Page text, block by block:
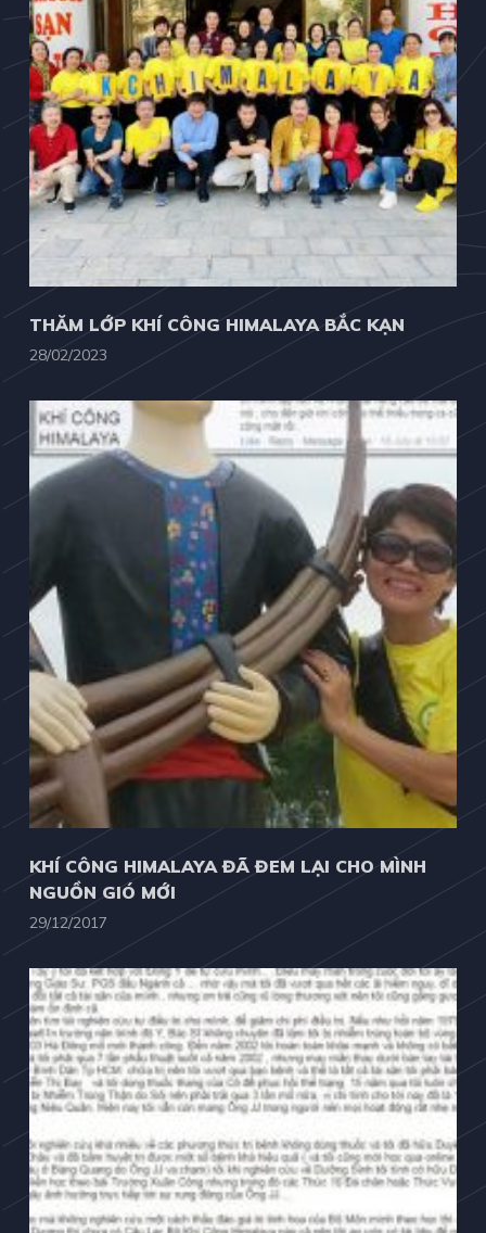
THĂM LỚP KHÍ CÔNG HIMALAYA BẮC KẠN
28/02/2023
KHÍ CÔNG HIMALAYA ĐÃ ĐEM LẠI CHO MÌNH
NGUỒN GIÓ MỚI
29/12/2017